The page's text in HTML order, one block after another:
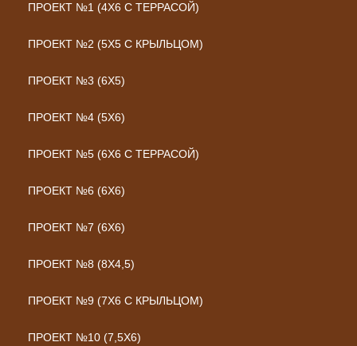
ПРОЕКТ №1 (4Х6 С ТЕРРАСОЙ)
ПРОЕКТ №2 (5Х5 С КРЫЛЬЦОМ)
ПРОЕКТ №3 (6Х5)
ПРОЕКТ №4 (5Х6)
ПРОЕКТ №5 (6Х6 С ТЕРРАСОЙ)
ПРОЕКТ №6 (6Х6)
ПРОЕКТ №7 (6Х6)
ПРОЕКТ №8 (8Х4,5)
ПРОЕКТ №9 (7Х6 С КРЫЛЬЦОМ)
ПРОЕКТ №10 (7,5Х6)